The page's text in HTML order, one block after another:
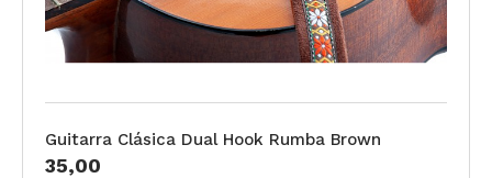
Guitarra Clásica Dual Hook Rumba Brown
35,00